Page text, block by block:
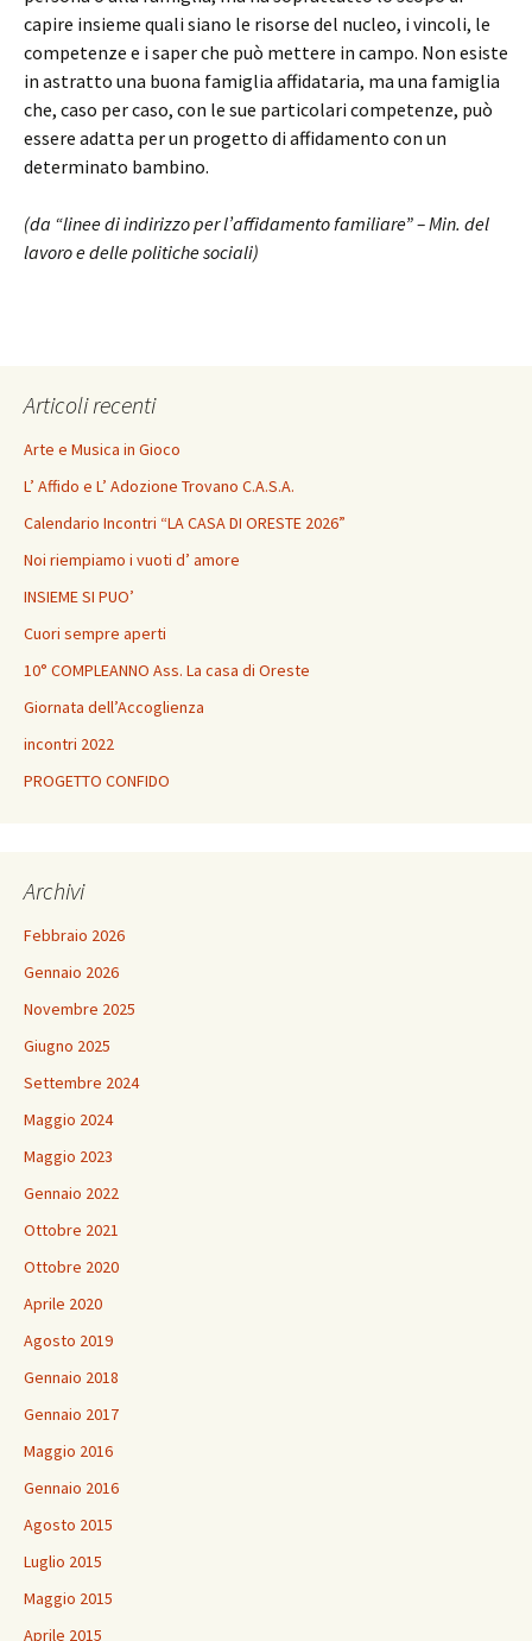
capire insieme quali siano le risorse del nucleo, i vincoli, le
competenze e i saper che può mettere in campo. Non esiste
in astratto una buona famiglia affidataria, ma una famiglia
che, caso per caso, con le sue particolari competenze, può
essere adatta per un progetto di affidamento con un
determinato bambino.
(da “linee di indirizzo per l’affidamento familiare” – Min. del
lavoro e delle politiche sociali)
Articoli recenti
Arte e Musica in Gioco
L’ Affido e L’ Adozione Trovano C.A.S.A.
Calendario Incontri “LA CASA DI ORESTE 2026”
Noi riempiamo i vuoti d’ amore
INSIEME SI PUO’
Cuori sempre aperti
10° COMPLEANNO Ass. La casa di Oreste
Giornata dell’Accoglienza
incontri 2022
PROGETTO CONFIDO
Archivi
Febbraio 2026
Gennaio 2026
Novembre 2025
Giugno 2025
Settembre 2024
Maggio 2024
Maggio 2023
Gennaio 2022
Ottobre 2021
Ottobre 2020
Aprile 2020
Agosto 2019
Gennaio 2018
Gennaio 2017
Maggio 2016
Gennaio 2016
Agosto 2015
Luglio 2015
Maggio 2015
Aprile 2015